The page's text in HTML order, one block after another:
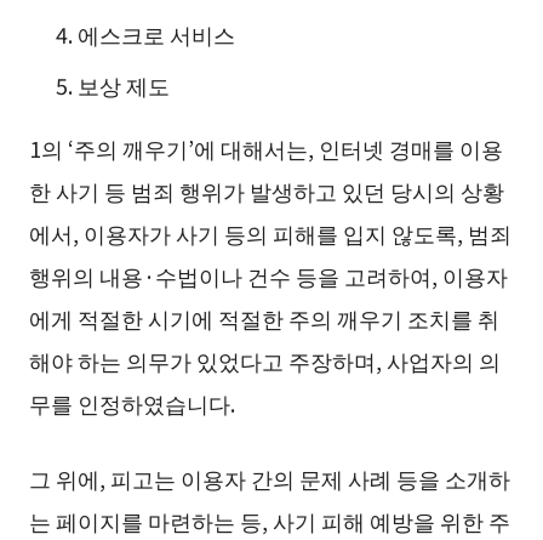
에스크로 서비스
보상 제도
1의 ‘주의 깨우기’에 대해서는, 인터넷 경매를 이용
한 사기 등 범죄 행위가 발생하고 있던 당시의 상황
에서, 이용자가 사기 등의 피해를 입지 않도록, 범죄
행위의 내용·수법이나 건수 등을 고려하여, 이용자
에게 적절한 시기에 적절한 주의 깨우기 조치를 취
해야 하는 의무가 있었다고 주장하며, 사업자의 의
무를 인정하였습니다.
그 위에, 피고는 이용자 간의 문제 사례 등을 소개하
는 페이지를 마련하는 등, 사기 피해 예방을 위한 주